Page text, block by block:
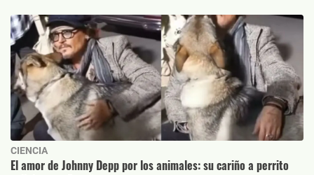
CIENCIA
El amor de Johnny Depp por los animales: su cariño a perrito